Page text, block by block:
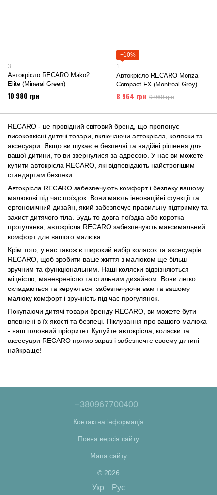
3
Автокрісло RECARO Mako2
Elite (Mineral Green)
10 980 грн
−10%
1
Автокрісло RECARO Monza
Compact FX (Montreal Grey)
8 964 грн 9 960 грн
RECARO - це провідний світовий бренд, що пропонує
високоякісні дитячі товари, включаючи автокрісла, коляски та
аксесуари. Якщо ви шукаєте безпечні та надійні рішення для
вашої дитини, то ви звернулися за адресою. У нас ви можете
купити автокрісла RECARO, які відповідають найстрогішим
стандартам безпеки.
Автокрісла RECARO забезпечують комфорт і безпеку вашому
малюкові під час поїздок. Вони мають інноваційні функції та
ергономічний дизайн, який забезпечує правильну підтримку та
захист дитячого тіла. Будь то довга поїздка або коротка
прогулянка, автокрісла RECARO забезпечують максимальний
комфорт для вашого малюка.
Крім того, у нас також є широкий вибір колясок та аксесуарів
RECARO, щоб зробити ваше життя з малюком ще більш
зручним та функціональним. Наші коляски відрізняються
міцністю, маневреністю та стильним дизайном. Вони легко
складаються та керуються, забезпечуючи вам та вашому
малюку комфорт і зручність під час прогулянок.
Покупаючи дитячі товари бренду RECARO, ви можете бути
впевнені в їх якості та безпеці. Піклування про вашого малюка
- наш головний пріоритет. Купуйте автокрісла, коляски та
аксесуари RECARO прямо зараз і забезпечте своєму дитині
найкраще!
+380967700400
Контактна інформація
Повна версія сайту
Мапа сайту
© 2026
Укр Рус